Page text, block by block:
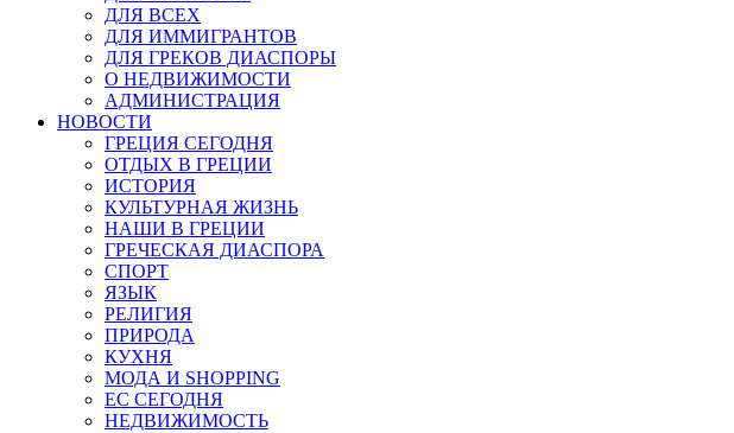
ДЛЯ ВСЕХ
ДЛЯ ИММИГРАНТОВ
ДЛЯ ГРЕКОВ ДИАСПОРЫ
О НЕДВИЖИМОСТИ
АДМИНИСТРАЦИЯ
НОВОСТИ
ГРЕЦИЯ СЕГОДНЯ
ОТДЫХ В ГРЕЦИИ
ИСТОРИЯ
КУЛЬТУРНАЯ ЖИЗНЬ
НАШИ В ГРЕЦИИ
ГРЕЧЕСКАЯ ДИАСПОРА
СПОРТ
ЯЗЫК
РЕЛИГИЯ
ПРИРОДА
КУХНЯ
МОДА И SHOPPING
ЕС СЕГОДНЯ
НЕДВИЖИМОСТЬ